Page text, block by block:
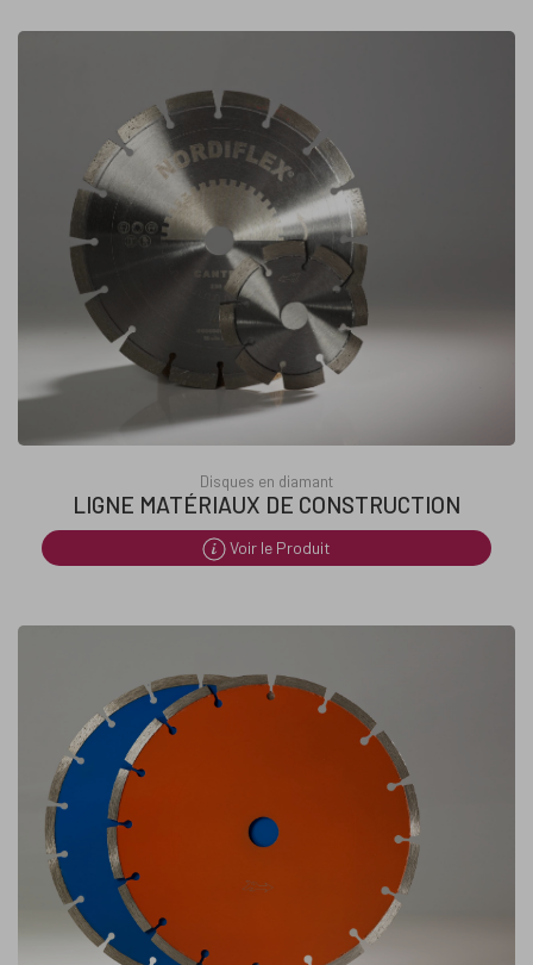
Disques en diamant
LIGNE MATÉRIAUX DE CONSTRUCTION
Voir le Produit